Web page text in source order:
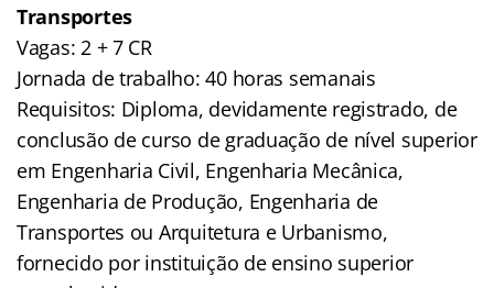
Transportes
Vagas: 2 + 7 CR
Jornada de trabalho: 40 horas semanais
Requisitos: Diploma, devidamente registrado, de
conclusão de curso de graduação de nível superior
em Engenharia Civil, Engenharia Mecânica,
Engenharia de Produção, Engenharia de
Transportes ou Arquitetura e Urbanismo,
fornecido por instituição de ensino superior